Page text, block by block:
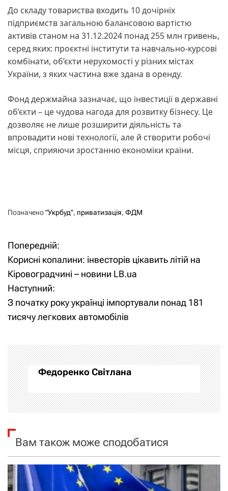
До складу товариства входить 10 дочірніх
підприємств загальною балансовою вартістю
активів станом на 31.12.2024 понад 255 млн гривень,
серед яких: проєктні інститути та навчально-курсові
комбінати, об’єкти нерухомості у різних містах
України, з яких частина вже здана в оренду.
Фонд держмайна зазначає, що інвестиції в державні
об’єкти – це чудова нагода для розвитку бізнесу. Це
дозволяє не лише розширити діяльність та
впровадити нові технології, але й створити робочі
місця, сприяючи зростанню економіки країни.
Позначено"Укрбуд", приватизація, ФДМ
Н
а
в
і
а
ц
і
а
Попередній:
Корисні копалини: інвесторів цікавить літій на
Кіровоградчині – новини LB.ua
Наступний:
З початку року українці імпортували понад 181
тисячу легкових автомобілів
Федоренко Світлана
Вам також може сподобатися